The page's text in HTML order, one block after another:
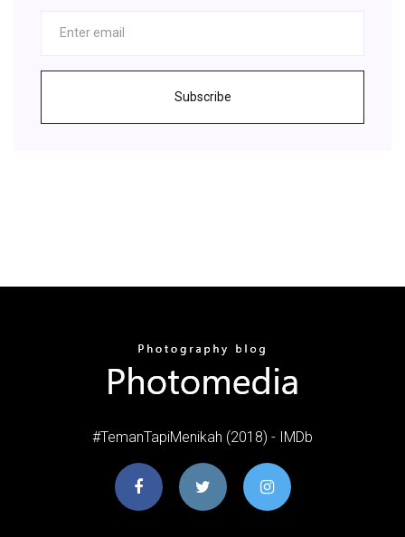
Subscribe
#TemanTapiMenikah (2018) - IMDb